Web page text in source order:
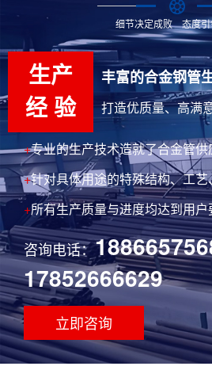
细节决定成败 态度引
生产
经 验
丰富的合金钢管
打造优质量、高满
+专业的生产技术造就了合金管供
+针对具体用途的特殊结构、工
+所有生产质量与进度均达到用户
咨询电话：
17852666629
立即咨询
嘉峪关合金钢管的细分材质有
合金钢管因优异力学性能与耐
用，其细分材质包括含如